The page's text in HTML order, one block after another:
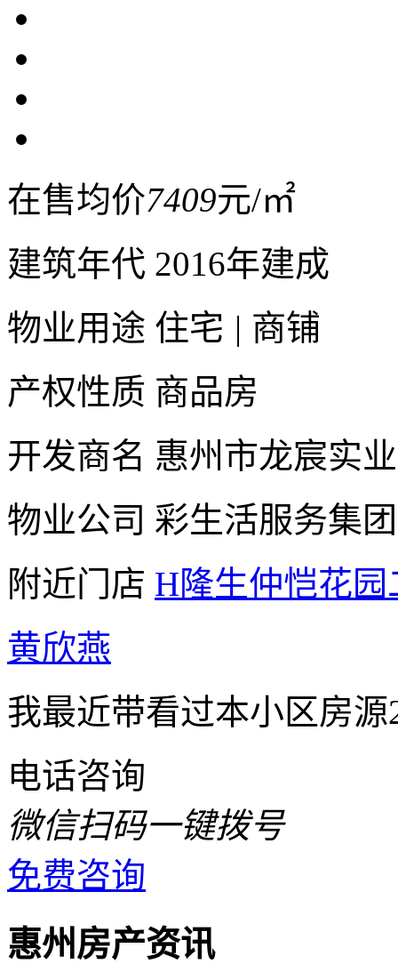
在售均价7409元/㎡
建筑年代 2016年建成
物业用途 住宅 | 商铺
产权性质 商品房
开发商名 惠州市龙宸实
物业公司 彩生活服务集
附近门店 H隆生仲恺花园
黄欣燕
我最近带看过本小区房
电话咨询
微信扫码一键拨号
免费咨询
惠州房产资讯